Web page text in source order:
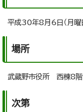
平成30年8月6日（月
場所
武蔵野市役所 西棟8
次第